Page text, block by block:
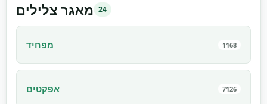
מאגר צלילים 24
מפחיד 1168
אפקטים 7126